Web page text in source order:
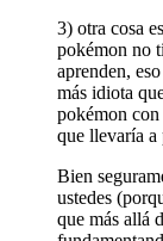
3) otra cosa
pokémon no
aprenden,
más idiota
pokémon con
que llevaría a
Bien
ustedes
que más allá